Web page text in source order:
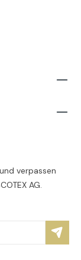
verpassen
AG.